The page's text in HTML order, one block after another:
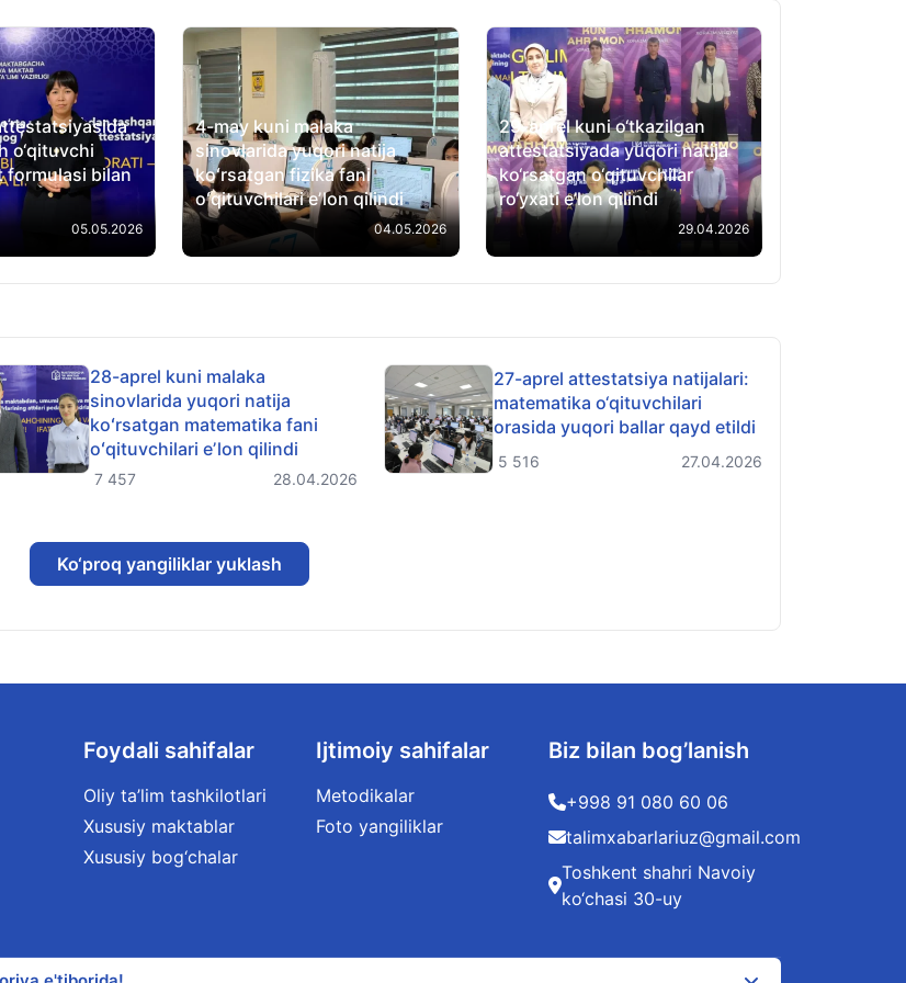
o‘qituvchi
formulasi bilan
05.05.2026
4-may kuni malaka
sinovlarida yuqori natija
koʻrsatgan fizika fani
oʻqituvchilari eʼlon qilindi
04.05.2026
29-aprel kuni o‘tkazilgan
attestatsiyada yuqori natija
ko‘rsatgan o‘qituvchilar
ro‘yxati e’lon qilindi
29.04.2026
28-aprel kuni malaka
sinovlarida yuqori natija
koʻrsatgan matematika fani
oʻqituvchilari eʼlon qilindi
7 457 28.04.2026
27-aprel attestatsiya natijalari:
matematika o‘qituvchilari
orasida yuqori ballar qayd etildi
5 516 27.04.2026
Ko‘proq yangiliklar yuklash
Foydali sahifalar
Oliy ta’lim tashkilotlari
Xususiy maktablar
Xususiy bog‘chalar
Ijtimoiy sahifalar
Metodikalar
Foto yangiliklar
Biz bilan bog’lanish
+998 91 080 60 06
talimxabarlariuz@gmail.com
Toshkent shahri Navoiy
ko‘chasi 30-uy